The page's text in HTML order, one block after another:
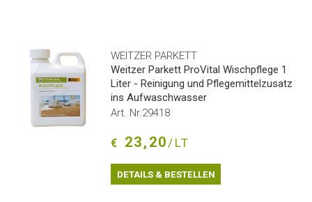
WEITZER PARKETT
Weitzer Parkett ProVital Wischpflege 1
Liter - Reinigung und Pflegemittelzusatz
ins Aufwaschwasser
Art. Nr.29418
€ 23,20/LT
DETAILS & BESTELLEN